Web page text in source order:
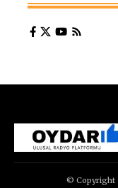
© Copyright